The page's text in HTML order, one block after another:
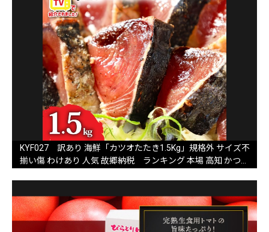
KYF027 訳あり 海鮮「カツオたたき1.5Kg」規格外 サイズ不
揃い傷 わけあり 人気 故郷納税 ランキング 本場 高知 かつお